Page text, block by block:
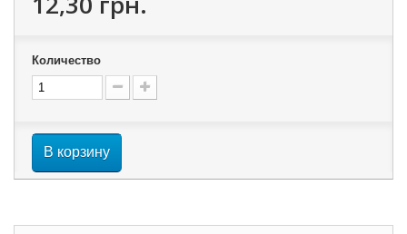
Количество
В корзину